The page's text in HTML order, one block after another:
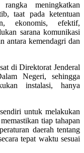
meningkatkan
taat pada ketentuan
ekonomis, efektif,
sarana komunikasi
antara kemendagri dan
di Direktorat Jenderal
Negeri, sehingga
instalasi, hanya
untuk melakukan
tiap tahapan
daerah tentang
tepat waktu sesuai